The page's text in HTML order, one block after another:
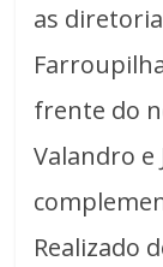
as
frente do
Valandro e
Realizado